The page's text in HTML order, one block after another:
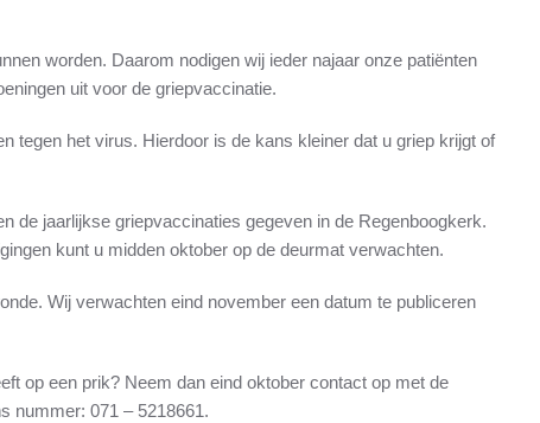
worden. Daarom nodigen wij ieder najaar onze patiënten
uit voor de griepvaccinatie.
tegen het virus. Hierdoor is de kans kleiner dat u griep krijgt of
de jaarlijkse griepvaccinaties gegeven in de Regenboogkerk.
kunt u midden oktober op de deurmat verwachten.
Wij verwachten eind november een datum te publiceren
op een prik? Neem dan eind oktober contact op met de
nummer: 071 – 5218661.